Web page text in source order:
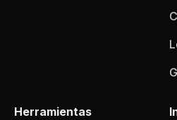
Herramientas